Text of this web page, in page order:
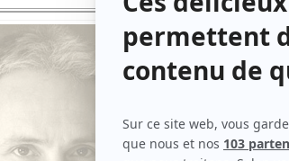
Dumas(
Chaos(
Une